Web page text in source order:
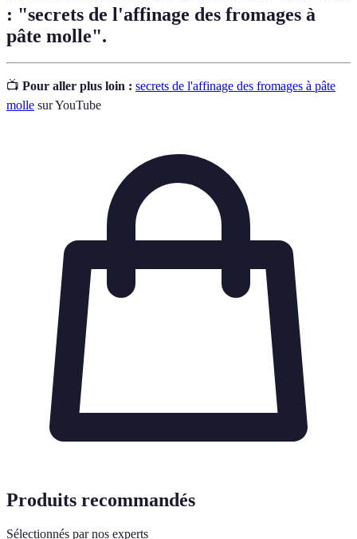
: "secrets de l'affinage des fromages à
pâte molle".
📺 Pour aller plus loin : secrets de l'affinage des fromages à pâte
molle sur YouTube
Produits recommandés
Sélectionnés par nos experts